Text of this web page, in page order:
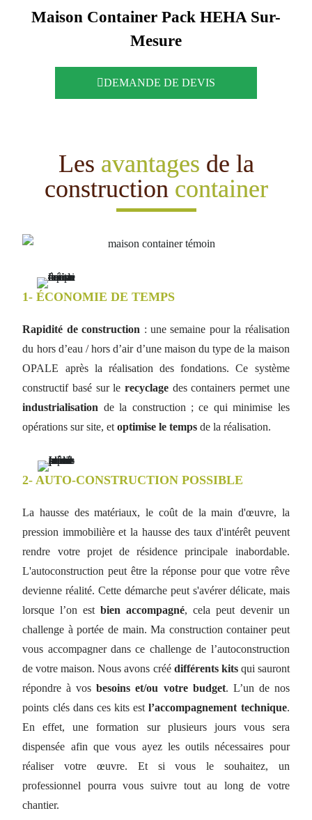
Maison Container Pack HEHA Sur-
Mesure
DEMANDE DE DEVIS
Les avantages de la
construction container
1- ÉCONOMIE DE TEMPS​
Rapidité de construction : une semaine pour la réalisation
du hors d’eau / hors d’air d’une maison du type de la maison
OPALE après la réalisation des fondations. Ce système
constructif basé sur le recyclage des containers permet une
industrialisation de la construction ; ce qui minimise les
opérations sur site, etoptimise le temps de la réalisation.
2- AUTO-CONSTRUCTION POSSIBLE
La hausse des matériaux, le coût de la main d'œuvre, la
pression immobilière et la hausse des taux d'intérêt peuvent
rendre votre projet de résidence principale inabordable.
L'autoconstruction peut être la réponse pour que votre rêve
devienne réalité. Cette démarche peut s'avérer délicate, mais
lorsque l’on est bien accompagné, cela peut devenir un
challenge à portée de main. Ma construction container peut
vous accompagner dans ce challenge de l’autoconstruction
de votre maison. Nous avons créé différents kitsqui sauront
répondre à vosbesoins et/ou votre budget. L’un de nos
points clés dans ces kits estl’accompagnement technique.
En effet, une formation sur plusieurs jours vous sera
dispensée afin que vous ayez les outils nécessaires pour
réaliser votre œuvre. Et si vous le souhaitez, un
professionnel pourra vous suivre tout au long de votre
chantier.